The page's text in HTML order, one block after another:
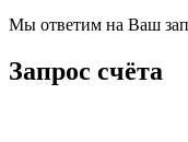
Мы ответим на Ваш
Запрос счёта